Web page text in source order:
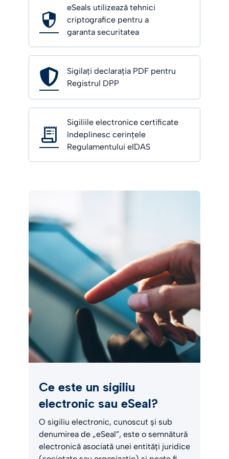
eSeals utilizează tehnici
criptografice pentru a
garanta securitatea
Sigilați declarația PDF pentru
Registrul DPP
Sigiliile electronice certificate
îndeplinesc cerințele
Regulamentului eIDAS
Ce este un sigiliu
electronic sau eSeal?
O sigiliu electronic, cunoscut și sub
denumirea de „eSeal”, este o semnătură
electronică asociată unei entități juridice